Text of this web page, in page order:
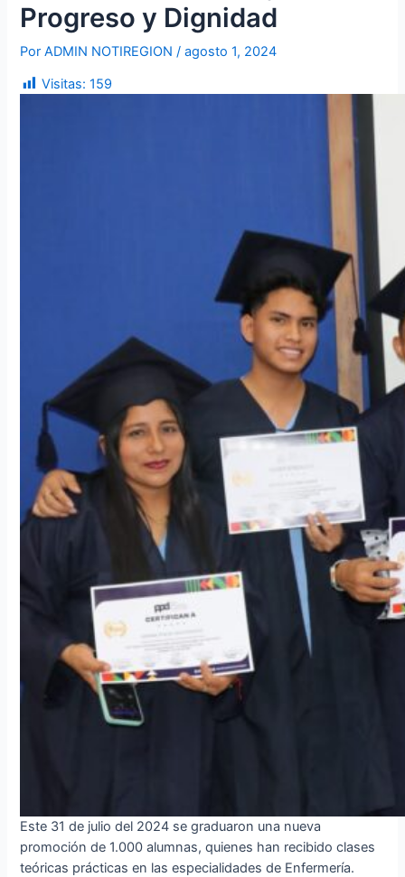
Progreso y Dignidad
PorADMIN NOTIREGION/agosto 1, 2024
Visitas: 159
Este 31 de julio del 2024 se graduaron una nueva
promoción de 1.000 alumnas, quienes han recibido clases
teóricas prácticas en las especialidades de Enfermería.